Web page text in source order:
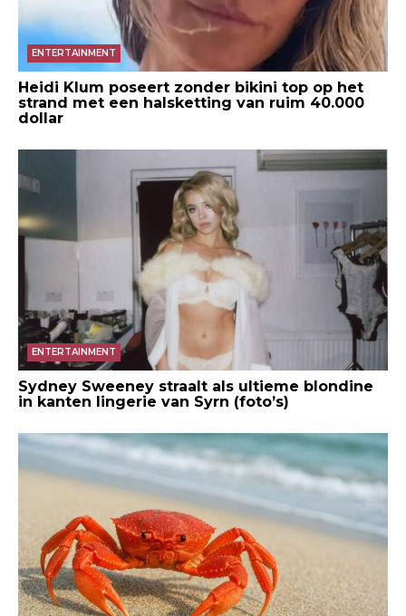
ENTERTAINMENT
Heidi Klum poseert zonder bikini top op het
strand met een halsketting van ruim 40.000
dollar
ENTERTAINMENT
Sydney Sweeney straalt als ultieme blondine
in kanten lingerie van Syrn (foto’s)